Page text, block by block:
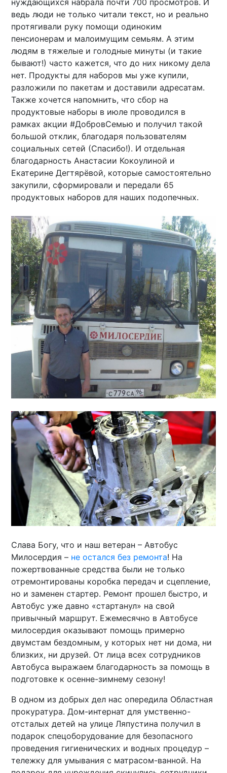
ведь люди не только читали текст, но и реально
протягивали руку помощи одиноким
пенсионерам и малоимущим семьям. А этим
людям в тяжелые и голодные минуты (и такие
бывают!) часто кажется, что до них никому дела
нет. Продукты для наборов мы уже купили,
разложили по пакетам и доставили адресатам.
Также хочется напомнить, что сбор на
продуктовые наборы в июле проводился в
рамках акции #ДобровСемью и получил такой
большой отклик, благодаря пользователям
социальных сетей (Спасибо!). И отдельная
благодарность Анастасии Кокоулиной и
Екатерине Дегтярёвой, которые самостоятельно
закупили, сформировали и передали 65
продуктовых наборов для наших подопечных.
Слава Богу, что и наш ветеран – Автобус
Милосердия – не остался без ремонта! На
пожертвованные средства были не только
отремонтированы коробка передач и сцепление,
но и заменен стартер. Ремонт прошел быстро, и
Автобус уже давно «стартанул» на свой
привычный маршрут. Ежемесячно в Автобусе
милосердия оказывают помощь примерно
двумстам бездомным, у которых нет ни дома, ни
близких, ни друзей. От лица всех сотрудников
Автобуса выражаем благодарность за помощь в
подготовке к осенне-зимнему сезону!
В одном из добрых дел нас опередила Областная
прокуратура. Дом-интернат для умственно-
отсталых детей на улице Ляпустина получил в
подарок спецоборудование для безопасного
проведения гигиенических и водных процедур –
тележку для умывания с матрасом-ванной. На